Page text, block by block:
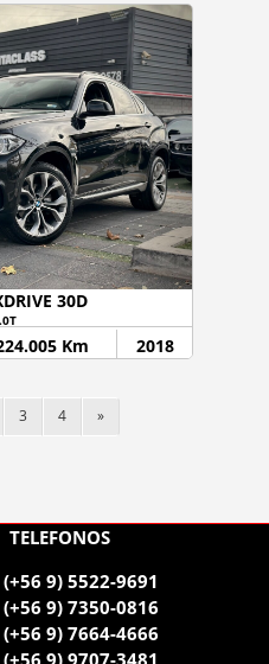
30D
Km 2018
3 4 »
TELÉFONOS
(+56 9) 5522-9691
(+56 9) 7350-0816
(+56 9) 7664-4666
(+56 9) 9707-3481